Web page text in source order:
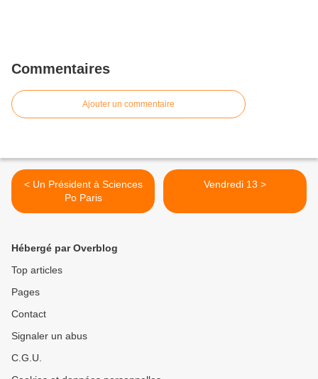
Commentaires
Ajouter un commentaire
< Un Président à Sciences
Po Paris
Vendredi 13 >
Hébergé par Overblog
Top articles
Pages
Contact
Signaler un abus
C.G.U.